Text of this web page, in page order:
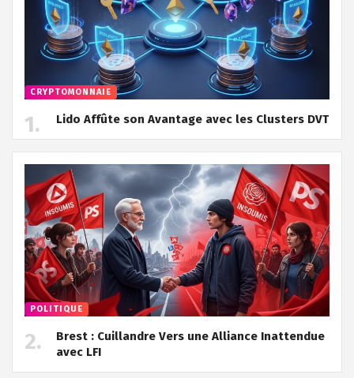
CRYPTOMONNAIE
Lido Affûte son Avantage avec les Clusters DVT
POLITIQUE
Brest : Cuillandre Vers une Alliance Inattendue
avec LFI